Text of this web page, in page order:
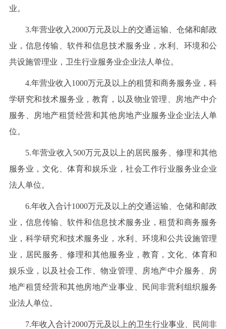
业。
3.年营业收入2000万元及以上的交通运输、仓储和邮政
业，信息传输、软件和信息技术服务业，水利、环境和公
共设施管理业，卫生行业服务业企业法人单位。
4.年营业收入1000万元及以上的租赁和商务服务业，科
学研究和技术服务业，教育，以及物业管理、房地产中介
服务、房地产租赁经营和其他房地产业服务业企业法人单
位。
5.年营业收入500万元及以上的居民服务、修理和其他
服务业，文化、体育和娱乐业，社会工作行业服务业企业
法人单位。
6.年收入合计1000万元及以上的交通运输、仓储和邮政
业，信息传输、软件和信息技术服务业，租赁和商务服务
业，科学研究和技术服务业，水利、环境和公共设施管理
业，居民服务、修理和其他服务业，教育，文化、体育和
娱乐业，以及社会工作、物业管理、房地产中介服务、房
地产租赁经营和其他房地产业事业、民间非营利组织服务
业法人单位。
7.年收入合计2000万元及以上的卫生行业事业、民间非